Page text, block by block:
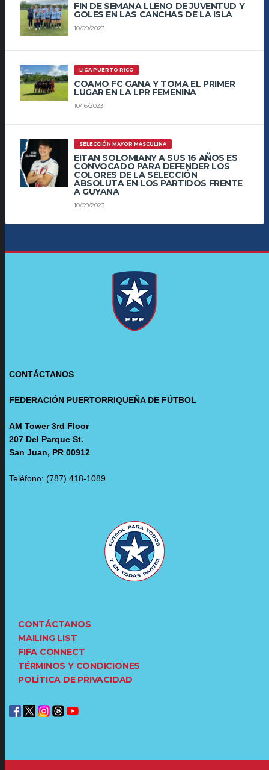
FIN DE SEMANA LLENO DE JUVENTUD Y
GOLES EN LAS CANCHAS DE LA ISLA
10/09/2023
LIGA PUERTO RICO
COAMO FC GANA Y TOMA EL PRIMER
LUGAR EN LA LPR FEMENINA
10/16/2023
SELECCIÓN MAYOR MASCULINA
EITAN SOLOMIANY A SUS 16 AÑOS ES
CONVOCADO PARA DEFENDER LOS
COLORES DE LA SELECCIÓN
ABSOLUTA EN LOS PARTIDOS FRENTE
A GUYANA
10/09/2023
CONTÁCTANOS
FEDERACIÓN PUERTORRIQUEÑA DE FÚTBOL
AM Tower 3rd Floor
207 Del Parque St.
San Juan, PR 00912
Teléfono: (787) 418-1089
CONTÁCTANOS
MAILING LIST
FIFA CONNECT
TÉRMINOS Y CONDICIONES
POLÍTICA DE PRIVACIDAD